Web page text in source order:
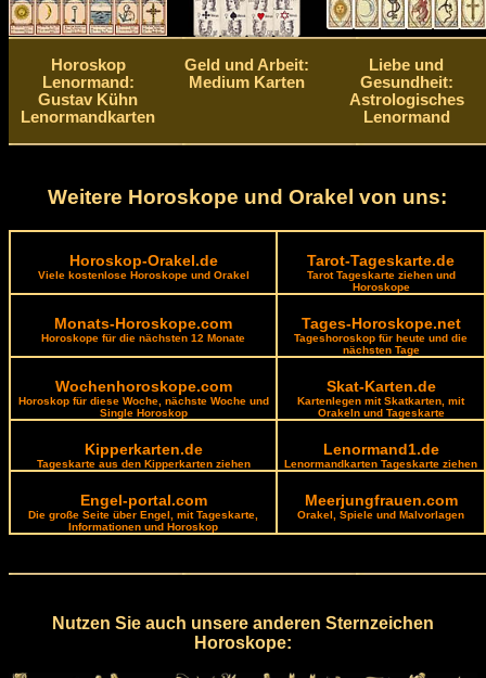
Horoskop
Lenormand:
Gustav Kühn
Lenormandkarten
Geld und Arbeit:
Medium Karten
Liebe und
Gesundheit:
Astrologisches
Lenormand
Weitere Horoskope und Orakel von uns:
Horoskop-Orakel.de
Viele kostenlose Horoskope und Orakel
Tarot-Tageskarte.de
Tarot Tageskarte ziehen und
Horoskope
Monats-Horoskope.com
Horoskope für die nächsten 12 Monate
Tages-Horoskope.net
Tageshoroskop für heute und die
nächsten Tage
Wochenhoroskope.com
Horoskop für diese Woche, nächste Woche und
Single Horoskop
Skat-Karten.de
Kartenlegen mit Skatkarten, mit
Orakeln und Tageskarte
Kipperkarten.de
Tageskarte aus den Kipperkarten ziehen
Lenormand1.de
Lenormandkarten Tageskarte ziehen
Engel-portal.com
Die große Seite über Engel, mit Tageskarte,
Informationen und Horoskop
Meerjungfrauen.com
Orakel, Spiele und Malvorlagen
Nutzen Sie auch unsere anderen Sternzeichen
Horoskope: